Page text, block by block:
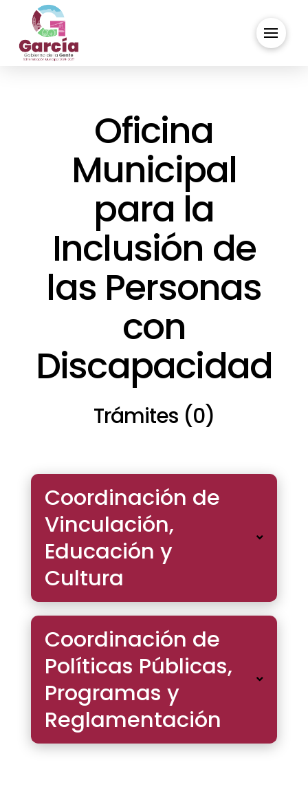
Oficina
Municipal
para la
Inclusión de
las Personas
con
Discapacidad
Trámites (0)
Coordinación de
Vinculación,
Educación y
Cultura
Coordinación de
Políticas Públicas,
Programas y
Reglamentación